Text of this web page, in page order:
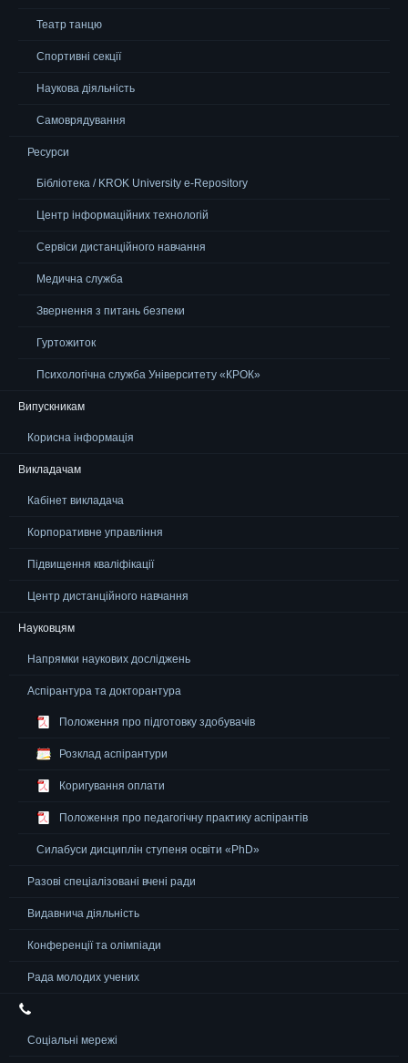
Театр танцю
Спортивні секції
Наукова діяльність
Самоврядування
Ресурси
Бібліотека / KROK University e-Repository
Центр інформаційних технологій
Сервіси дистанційного навчання
Медична служба
Звернення з питань безпеки
Гуртожиток
Психологічна служба Університету «КРОК»
Випускникам
Корисна інформація
Викладачам
Кабінет викладача
Корпоративне управління
Підвищення кваліфікації
Центр дистанційного навчання
Науковцям
Напрямки наукових досліджень
Аспірантура та докторантура
Положення про підготовку здобувачів
Розклад аспірантури
Коригування оплати
Положення про педагогічну практику аспірантів
Силабуси дисциплін ступеня освіти «PhD»
Разові спеціалізовані вчені ради
Видавнича діяльність
Конференції та олімпіади
Рада молодих учених
Соціальні мережі